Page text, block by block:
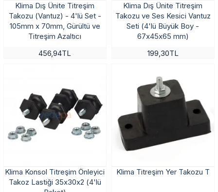
Klima Dış Ünite Titreşim
Takozu (Vantuz) - 4'lü Set -
105mm x 70mm, Gürültü ve
Titreşim Azaltıcı
456,94TL
Klima Dış Ünite Titreşim
Takozu ve Ses Kesici Vantuz
Seti (4'lü Büyük Boy -
67x45x65 mm)
199,30TL
Klima Konsol Titreşim Önleyici
Takoz Lastiği 35x30x2 (4'lü
Klima Titreşim Yer Takozu T